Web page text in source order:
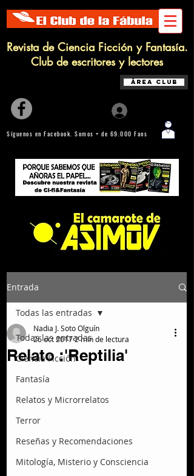
Revista de Ciencia Ficción y Fantasía.
Club de escritores y lectores
Área Club
Síguenos en Facebook. Somos + de 69.000 Fans
Entrada
Todas las entradas
Ciencia Ficción
Fantasía
Relatos y Microrrelatos
Terror
Reseñas y Recomendaciones
Mitología, Misterio y Consciencia
Todas las entradas
Relato :'Reptilia'
Nadia J. Soto Olguín
26 oct 20172 min de lectura